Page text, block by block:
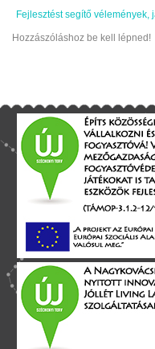
Fejlesztést segítő vélemények,
Hozzászóláshoz be kell lépned!